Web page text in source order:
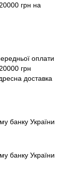
грн на
оплати
грн
доставка
банку України
банку України